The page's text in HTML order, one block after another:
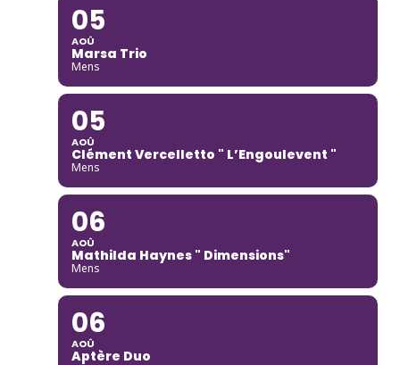
05
AOÛ
Marsa Trio
Mens
05
AOÛ
Clément Vercelletto " L’Engoulevent "
Mens
06
AOÛ
Mathilda Haynes " Dimensions"
Mens
06
AOÛ
Aptère Duo